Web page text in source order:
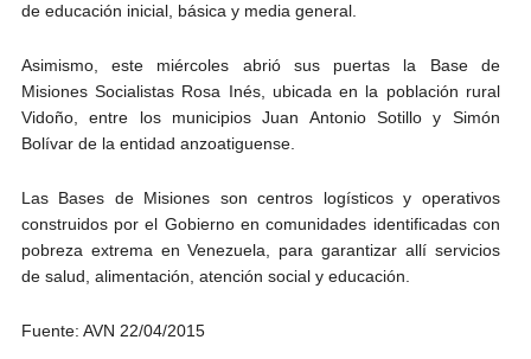
de educación inicial, básica y media general.
Asimismo, este miércoles abrió sus puertas la Base de
Misiones Socialistas Rosa Inés, ubicada en la población rural
Vidoño, entre los municipios Juan Antonio Sotillo y Simón
Bolívar de la entidad anzoatiguense.
Las Bases de Misiones son centros logísticos y operativos
construidos por el Gobierno en comunidades identificadas con
pobreza extrema en Venezuela, para garantizar allí servicios
de salud, alimentación, atención social y educación.
Fuente: AVN 22/04/2015